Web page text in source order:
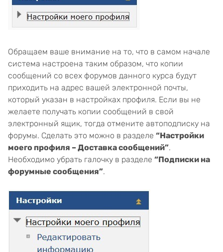
Обращаем ваше внимание на то, что в самом начале
система настроена таким образом, что копии
сообщений со всех форумов данного курса будут
приходить на адрес вашей электронной почты,
который указан в настройках профиля. Если вы не
желаете получать копии сообщений в свой
электронный ящик, тогда отмените автоподписку на
форумы. Сделать это можно в разделе “Настройки
моего профиля – Доставка сообщений”.
Необходимо убрать галочку в разделе “Подписки на
форумные сообщения”.